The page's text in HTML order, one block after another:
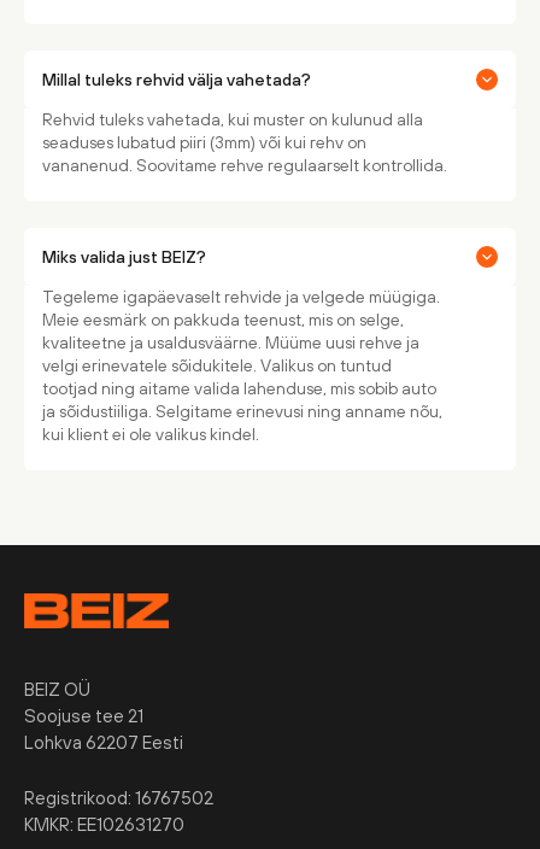
Millal tuleks rehvid välja vahetada?
Rehvid tuleks vahetada, kui muster on kulunud alla
seaduses lubatud piiri (3mm) või kui rehv on
vananenud. Soovitame rehve regulaarselt kontrollida.
Miks valida just BEIZ?
Tegeleme igapäevaselt rehvide ja velgede müügiga.
Meie eesmärk on pakkuda teenust, mis on selge,
kvaliteetne ja usaldusväärne. Müüme uusi rehve ja
velgi erinevatele sõidukitele. Valikus on tuntud
tootjad ning aitame valida lahenduse, mis sobib auto
ja sõidustiiliga. Selgitame erinevusi ning anname nõu,
kui klient ei ole valikus kindel.
BEIZ OÜ
Soojuse tee 21
Lohkva 62207 Eesti
Registrikood: 16767502
KMKR: EE102631270